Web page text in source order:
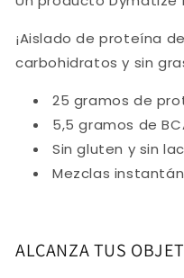
¡Aislado de proteína
carbohidratos y sin
25 gramos de
5,5 gramos de
Sin gluten y sin
Mezclas
ALCANZA TUS